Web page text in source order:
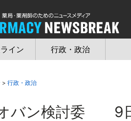
イン 行政・政治
> 行政・政治
バン検討委 9日